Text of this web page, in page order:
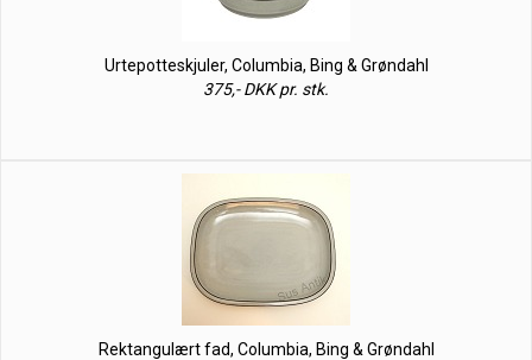
Urtepotteskjuler, Columbia, Bing & Grøndahl
375,- DKK pr. stk.
Rektangulært fad, Columbia, Bing & Grøndahl